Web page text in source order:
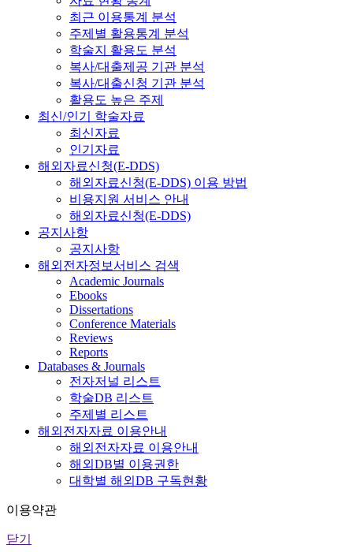
최근 이용통계 분석
주제별 활용통계 분석
학술지 활용도 분석
복사/대출제공 기관 분석
복사/대출신청 기관 분석
활용도 높은 주제
최신/인기 학술자료
최신자료
인기자료
해외자료신청(E-DDS)
해외자료신청(E-DDS) 이용 방법
비용지원 서비스 안내
해외자료신청(E-DDS)
공지사항
공지사항
해외전자정보서비스 검색
Academic Journals
Ebooks
Dissertations
Conference Materials
Reviews
Reports
Databases & Journals
전자저널 리스트
학술DB 리스트
주제별 리스트
해외전자자료 이용안내
해외전자자료 이용안내
해외DB별 이용권한
대학별 해외DB 구독현황
이용약관
닫기